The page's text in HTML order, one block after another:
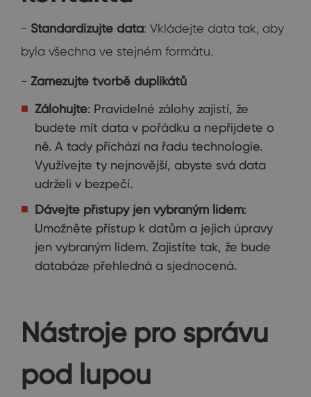
- Standardizujte data: Vkládejte data tak, aby
byla všechna ve stejném formátu.
- Zamezujte tvorbě duplikátů
Zálohujte: Pravidelné zálohy zajistí, že
budete mít data v pořádku a nepřijdete o
ně. A tady přichází na řadu technologie.
Využívejte ty nejnovější, abyste svá data
udrželi v bezpečí.
Dávejte přístupy jen vybraným lidem:
Umožněte přístup k datům a jejich úpravy
jen vybraným lidem. Zajistíte tak, že bude
databáze přehledná a sjednocená.
Nástroje pro správu
pod lupou